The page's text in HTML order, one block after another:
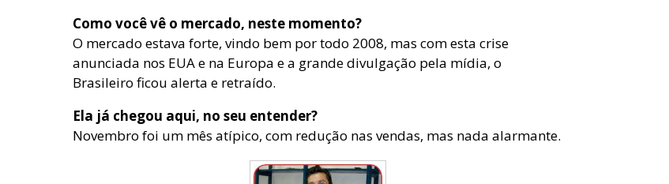
Como você vê o mercado, neste momento?
O mercado estava forte, vindo bem por todo 2008, mas com esta crise
anunciada nos EUA e na Europa e a grande divulgação pela mídia, o
Brasileiro ficou alerta e retraído.
Ela já chegou aqui, no seu entender?
Novembro foi um mês atípico, com redução nas vendas, mas nada alarmante.